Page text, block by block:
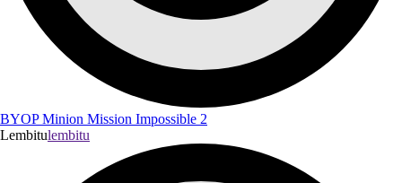
BYOP Minion Mission Impossible 2
Lembitulembitu